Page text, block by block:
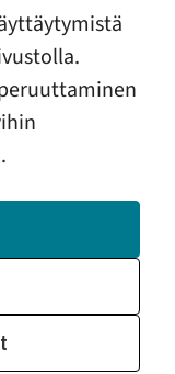
Lataa
(viro)
(somali)